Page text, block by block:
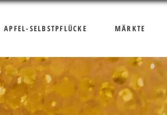
APFEL-SELBSTPFLÜCKE MÄRKTE